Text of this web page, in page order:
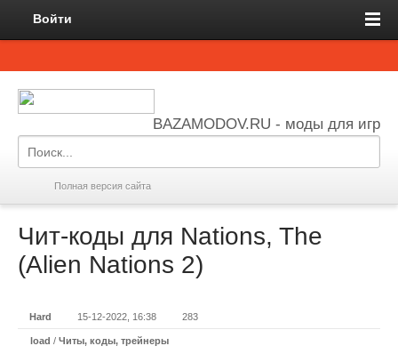
Войти
BAZAMODOV.RU - моды для игр
Полная версия сайта
Чит-коды для Nations, The
(Alien Nations 2)
Hard 15-12-2022, 16:38 283
load / Читы, коды, трейнеры